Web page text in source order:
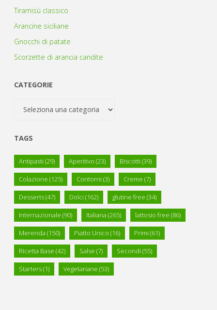
Tiramisù classico
Arancine siciliane
Gnocchi di patate
Scorzette di arancia candite
CATEGORIE
Categorie
TAGS
Antipasti (29) Aperitivo (23) Biscotti (39)
Colazione (125) Contorni (3) Creme (7)
Desserts(47) Dolci (162) glutine free (34)
Internazionale (90) Italiana (265) lattosio free (86)
Merenda (150) Piatto Unico (16) Primi (61)
Ricetta Base (42) Salse (7) Secondi (55)
Starters(1) Vegetariane (53)